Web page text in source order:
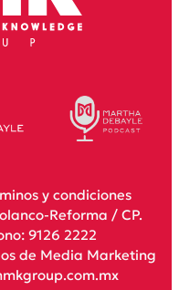
y condiciones
Reforma / CP.
9126 2222
de Media Marketing